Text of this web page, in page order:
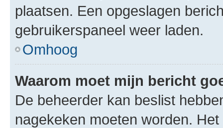
plaatsen. Een opgeslagen
gebruikerspaneel weer laden.
Omhoog
Waarom moet mijn bericht
De beheerder kan beslist
nagekeken moeten worden.